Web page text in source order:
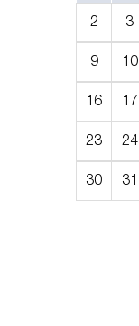
2 3
9 10
16 17
23 24
30 31